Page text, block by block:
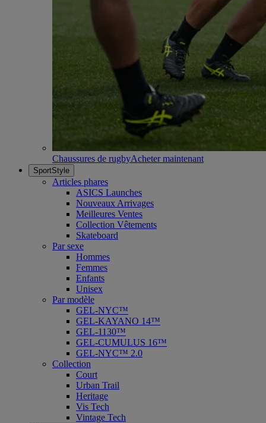
Chaussures de rugbyAcheter maintenant
SportStyle
Articles phares
ASICS Launches
Nouveaux Arrivages
Meilleures Ventes
Collection Vêtements
Skateboard
Par sexe
Hommes
Femmes
Enfants
Unisex
Par modèle
GEL-NYC™
GEL-KAYANO 14™
GEL-1130™
GEL-CUMULUS 16™
GEL-NYC™ 2.0
Collection
Court
Urban Trail
Heritage
Vis Tech
Vintage Tech